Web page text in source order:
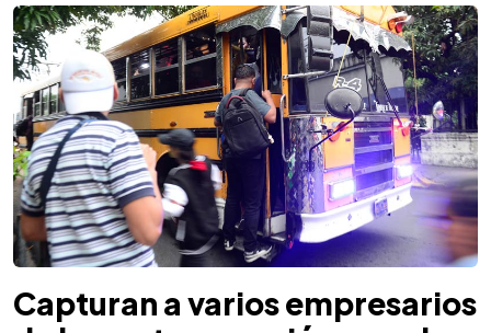
Capturan a varios empresarios